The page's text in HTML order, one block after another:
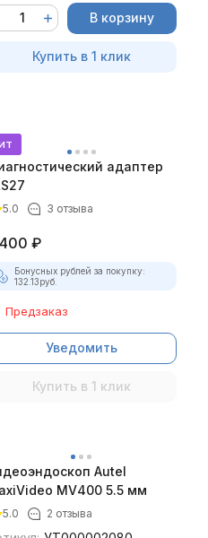
В корзину
Купить в 1 клик
адаптер
5.0 3 отзыва
₽
Бонусных рублей за покупку:
132.13руб.
Предзаказ
Уведомить
Купить в 1 клик
Autel
MV400 5.5 мм
5.0 2 отзыва